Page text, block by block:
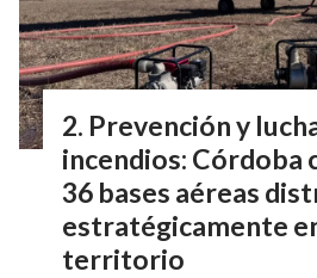
Prevención y
incendios: Córdoba
36 bases aéreas
estratégicamente
territorio